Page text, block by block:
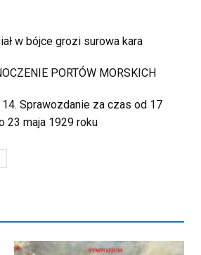
w bójce grozi surowa kara
PORTÓW MORSKICH
14. Sprawozdanie za czas od 17
23 maja 1929 roku